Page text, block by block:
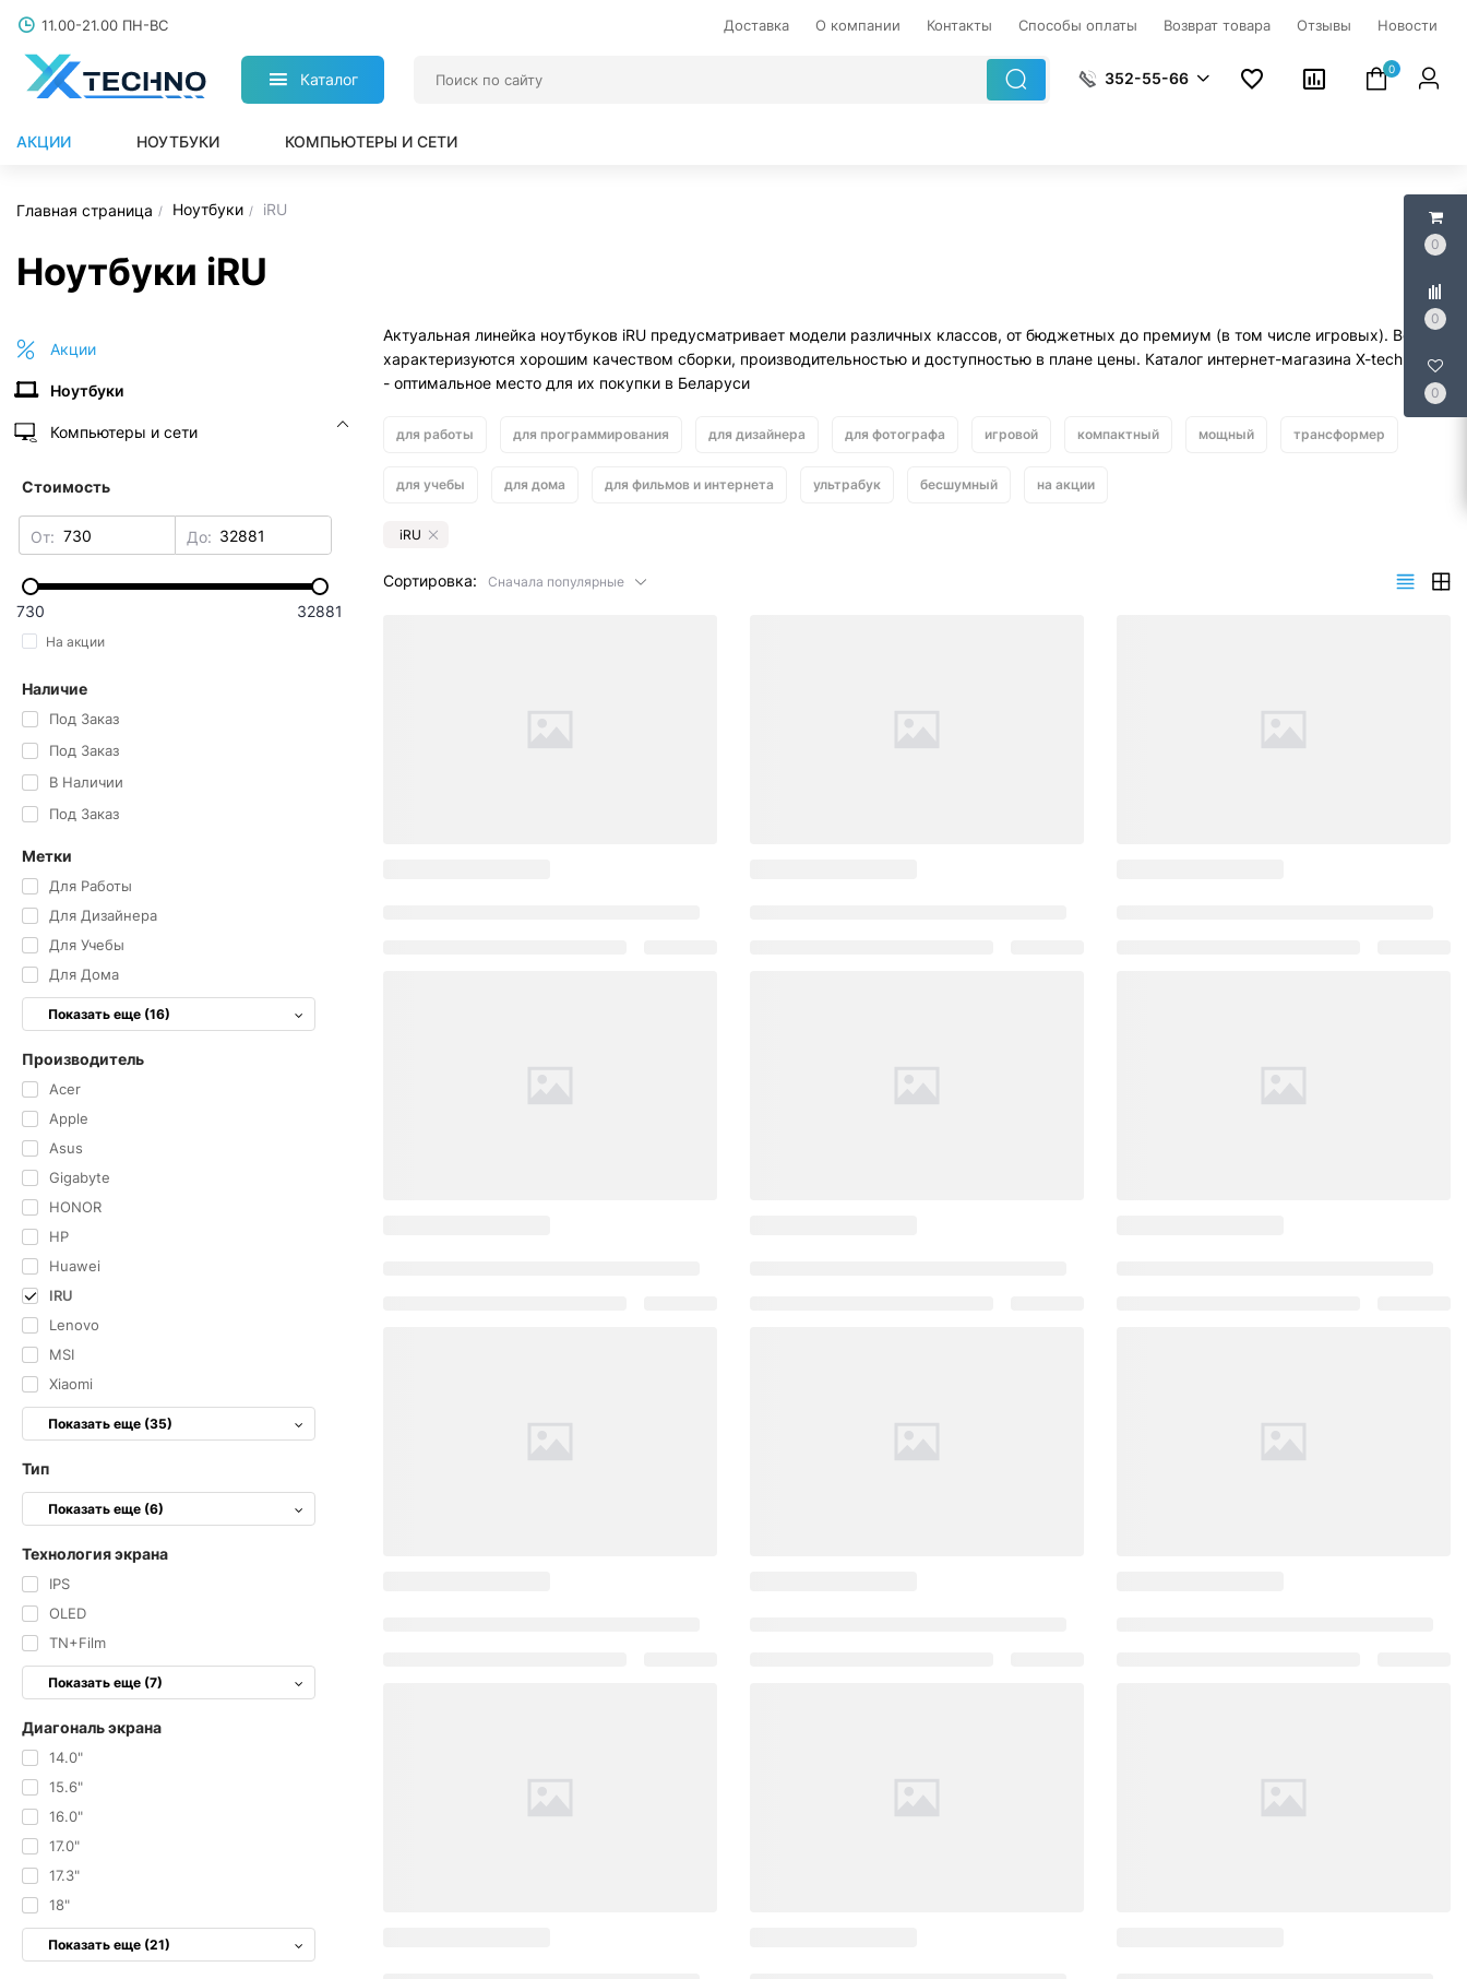
0
0
0
11.00-21.00 ПН-ВС Доставка О компании Контакты Способы оплаты Возврат товара Отзывы Новости
Каталог 352-55-66
0
АКЦИИ НОУТБУКИ КОМПЬЮТЕРЫ И СЕТИ
Главная страница Ноутбуки iRU
Ноутбуки iRU
Акции
Ноутбуки
Компьютеры и сети
Стоимость
От: До:
730 32881
На акции
Наличие
Под Заказ
Под Заказ
В Наличии
Под Заказ
Метки
Для Работы
Для Дизайнера
Для Учебы
Для Дома
Показать еще (16)
Производитель
Acer
Apple
Asus
Gigabyte
HONOR
HP
Huawei
IRU
Lenovo
MSI
Xiaomi
Показать еще (35)
Тип
Показать еще (6)
Технология экрана
IPS
OLED
TN+Film
Показать еще (7)
Диагональ экрана
14.0"
15.6"
16.0"
17.0"
17.3"
18"
Показать еще (21)
Актуальная линейка ноутбуков iRU предусматривает модели различных классов, от бюджетных до премиум (в том числе игровых). Все они
характеризуются хорошим качеством сборки, производительностью и доступностью в плане цены. Каталог интернет-магазина X-techno.by
- оптимальное место для их покупки в Беларуси
для работы для программирования для дизайнера для фотографа игровой компактный мощный трансформер
для учебы для дома для фильмов и интернета ультрабук бесшумный на акции
iRU
Сортировка: Сначала популярные